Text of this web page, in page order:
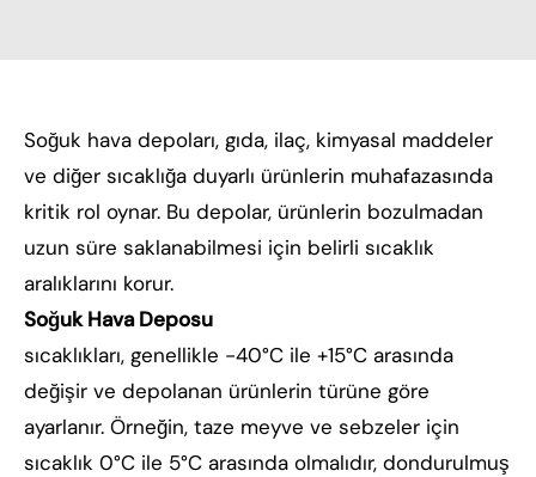
Soğuk hava depoları, gıda, ilaç, kimyasal maddeler
ve diğer sıcaklığa duyarlı ürünlerin muhafazasında
kritik rol oynar. Bu depolar, ürünlerin bozulmadan
uzun süre saklanabilmesi için belirli sıcaklık
aralıklarını korur.
Soğuk Hava Deposu
sıcaklıkları, genellikle -40°C ile +15°C arasında
değişir ve depolanan ürünlerin türüne göre
ayarlanır. Örneğin, taze meyve ve sebzeler için
sıcaklık 0°C ile 5°C arasında olmalıdır, dondurulmuş